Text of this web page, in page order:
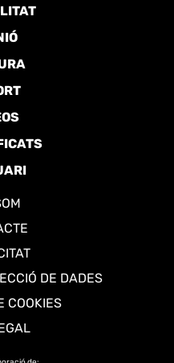
DE DADES
COOKIES